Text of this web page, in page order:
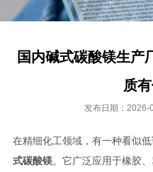
国内碱式碳酸镁生产
质
发布日期：
在精细化工领域，有一种看似
式碳酸镁。它广泛应用于橡胶